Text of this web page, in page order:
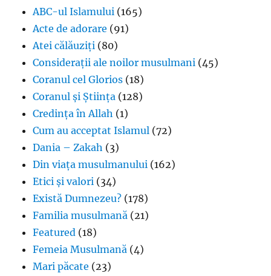
ABC-ul Islamului (165)
Acte de adorare (91)
Atei călăuziți (80)
Considerații ale noilor musulmani (45)
Coranul cel Glorios (18)
Coranul și Știința (128)
Credința în Allah (1)
Cum au acceptat Islamul (72)
Dania – Zakah (3)
Din viața musulmanului (162)
Etici și valori (34)
Există Dumnezeu? (178)
Familia musulmană (21)
Featured (18)
Femeia Musulmană (4)
Mari păcate (23)